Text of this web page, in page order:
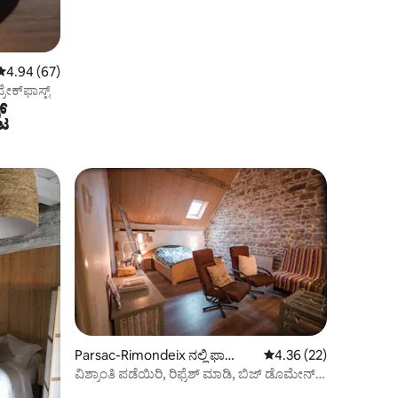
ರಲ್ಲಿ 4.94 ಸರಾಸರಿ ರೇಟಿಂಗ್, 67 ವಿಮರ್ಶೆಗಳು
4.94 (67)
Parsac-Rimondeix ನಲ್ಲಿ ಫಾರ್ಮ್
ವಾಸ್ತವ್ಯ
5 ರಲ್ಲಿ 4.36 ಸರಾಸರಿ
4.36 (22)
ವಿಶ್ರಾಂತಿ ಪಡೆಯಿರಿ, ರಿಫ್ರೆಶ್ ಮಾಡಿ, ಬಿಜ್ ಡೊಮೇನ್